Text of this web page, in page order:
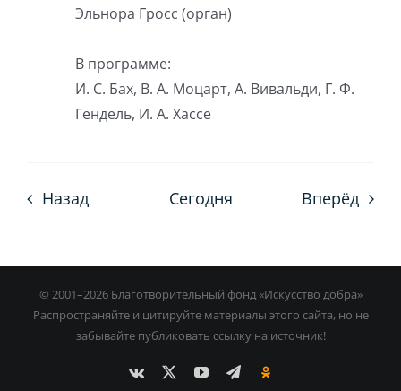
Эльнора Гросс (орган)
В программе:
И. С. Бах, В. А. Моцарт, А. Вивальди, Г. Ф.
Гендель, И. А. Хассе
Назад Сегодня Вперёд
© 2001–2026 Благотворительный фонд «Искусство добра»
Распространяйте и цитируйте материалы этого сайта, но не
забывайте публиковать ссылку на источник!
Vk X YouTubeCustom
Ok